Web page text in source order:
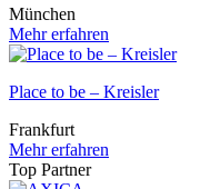
München
Mehr erfahren
Place to be – Kreisler
Frankfurt
Mehr erfahren
Top Partner